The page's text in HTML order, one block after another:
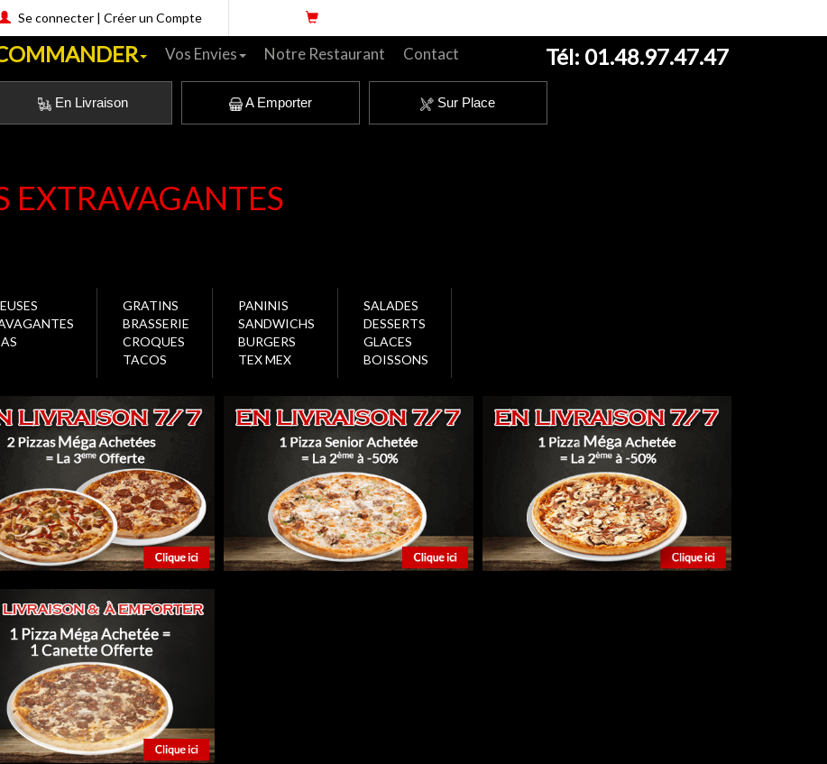
Se connecter| Créer un Compte
Tél: 01.48.97.47.47
Vos Envies Notre Restaurant Contact
En Livraison A Emporter Sur Place
EXTRAVAGANTES
GRATINS
BRASSERIE
CROQUES
TACOS
PANINIS
SANDWICHS
BURGERS
TEX MEX
SALADES
DESSERTS
GLACES
BOISSONS